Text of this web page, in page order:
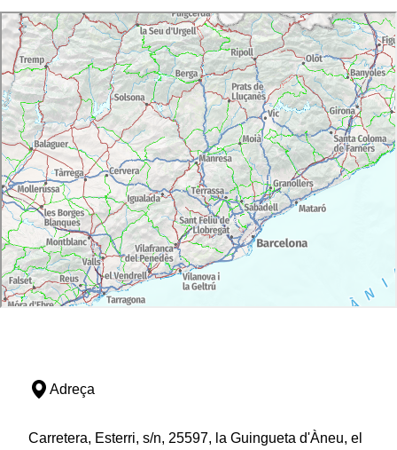
Adreça
Carretera, Esterri, s/n, 25597, la Guingueta d'Àneu, el